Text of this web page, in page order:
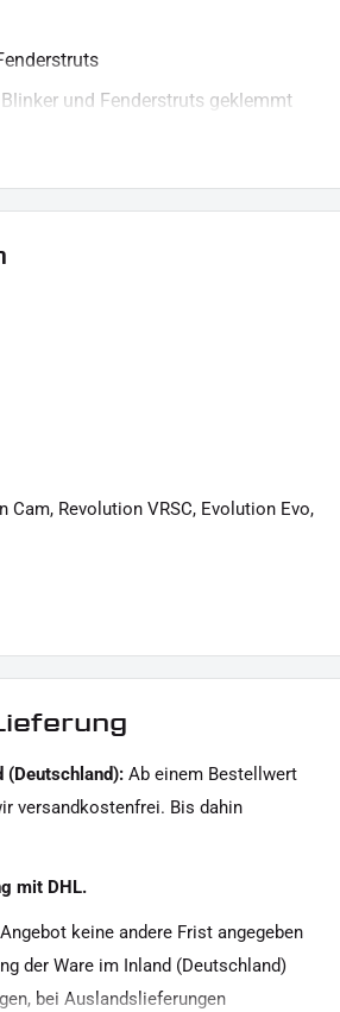
und Fenderstruts geklemmt
stabilem Material (Stahl)
deren Inhalt über den Lieferumfang hinausgeht.
Cam, Revolution VRSC, Evolution Evo,
Dyna HD
(Deutschland): Ab einem Bestellwert
versandkostenfrei. Bis dahin
mit DHL.
keine andere Frist angegeben
der Ware im Inland (Deutschland)
bei Auslandslieferungen